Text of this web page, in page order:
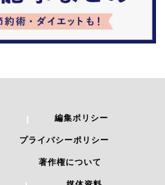
編集ポリシー
プライバシーポリシー
著作権について